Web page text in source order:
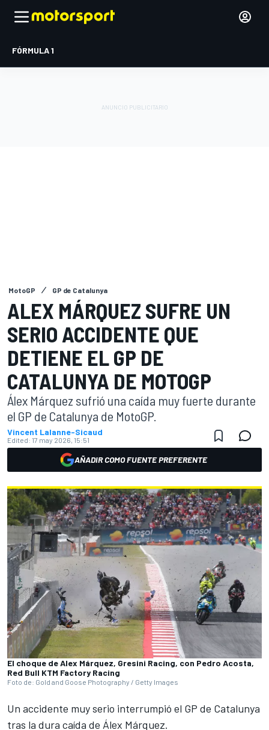
FÓRMULA 1
MotoGP GP de Catalunya
ALEX MÁRQUEZ SUFRE UN
SERIO ACCIDENTE QUE
DETIENE EL GP DE
CATALUNYA DE MOTOGP
Álex Márquez sufrió una caída muy fuerte durante
el GP de Catalunya de MotoGP.
Vincent Lalanne-Sicaud
Edited: 17 may 2026, 15:51
AÑADIR COMO FUENTE PREFERENTE
El choque de Alex Márquez, Gresini Racing, con Pedro Acosta,
Red Bull KTM Factory Racing
Foto de: Gold and Goose Photography / Getty Images
Un accidente muy serio interrumpió el GP de Catalunya
tras la dura caída de Álex Márquez.